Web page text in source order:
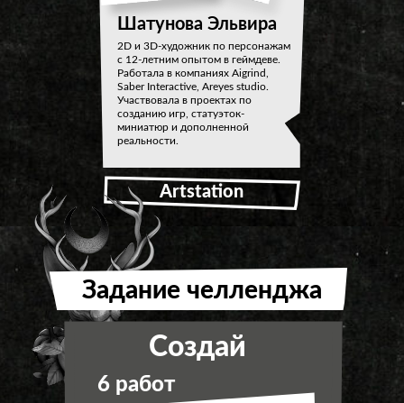
Шатунова Эльвира
2D и 3D-художник по персонажам
с 12-летним опытом в геймдеве.
Работала в компаниях Aigrind,
Saber Interactive, Areyes studio.
Участвовала в проектах по
созданию игр, статуэток-
миниатюр и дополненной
реальности.
Artstation
Создай
Задание челленджа
6 работ